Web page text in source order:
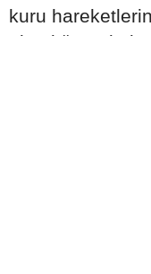
kuru
altın küresel